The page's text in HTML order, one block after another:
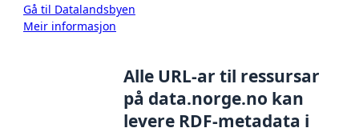
Gå til Datalandsbyen
Meir informasjon
Alle URL-ar til ressursar
på data.norge.no kan
levere RDF-metadata i